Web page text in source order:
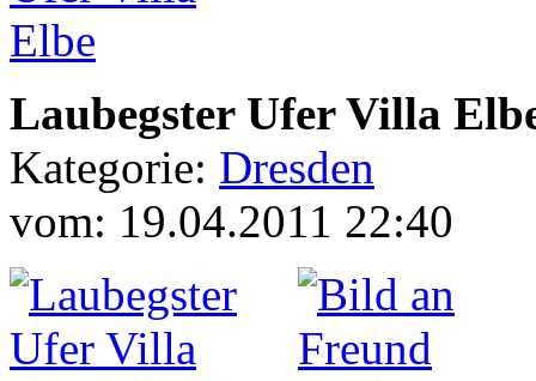
Laubegster Ufer Villa
Kategorie: Dresden
vom: 19.04.2011 22:40